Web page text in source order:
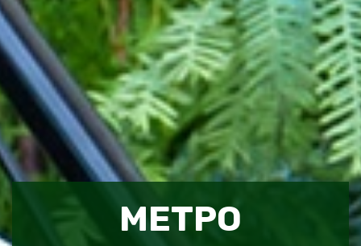
МЕТРО